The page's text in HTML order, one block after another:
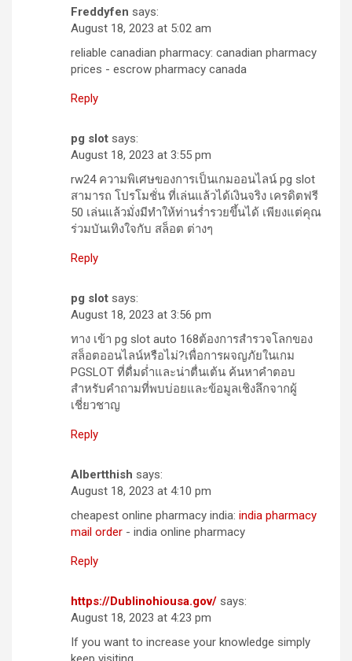
Freddyfen says:
August 18, 2023 at 5:02 am
reliable canadian pharmacy: canadian pharmacy
prices - escrow pharmacy canada
Reply
pg slot says:
August 18, 2023 at 3:55 pm
rw24 ความพิเศษของการเป็นเกมออนไลน์ pg slot
สามารถ โปรโมชั่น ที่เล่นแล้วได้เงินจริง เครดิตฟรี
50 เล่นแล้วมั่งมีทำให้ท่านร่ำรวยขึ้นได้ เพียงแต่คุณ
ร่วมบันเทิงใจกับ สล็อต ต่างๆ
Reply
pg slot says:
August 18, 2023 at 3:56 pm
ทาง เข้า pg slot auto 168ต้องการสำรวจโลกของ
สล็อตออนไลน์หรือไม่?เพื่อการผจญภัยในเกม
PGSLOT ที่ดื่มด่ำและน่าตื่นเต้น ค้นหาคำตอบ
สำหรับคำถามที่พบบ่อยและข้อมูลเชิงลึกจากผู้
เชี่ยวชาญ
Reply
Albertthish says:
August 18, 2023 at 4:10 pm
cheapest online pharmacy india: india pharmacy
mail order - india online pharmacy
Reply
https://Dublinohiousa.gov/ says:
August 18, 2023 at 4:23 pm
If you want to increase your knowledge simply